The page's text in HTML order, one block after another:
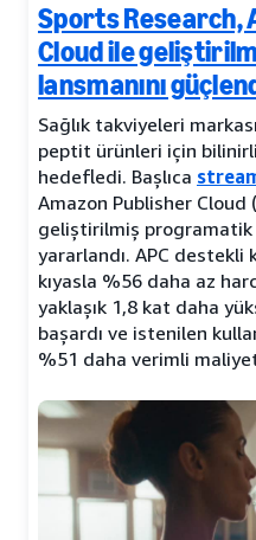
Sports Research,
Cloud ile
lansmanını
Sağlık takviyeleri
peptit ürünleri için
hedefledi. Başlıca
Amazon Publisher Cloud
geliştirilmiş
yararlandı. APC
kıyasla %56 daha az
yaklaşık 1,8 kat daha
başardı ve istenilen
%51 daha verimli